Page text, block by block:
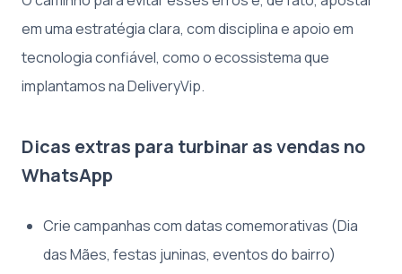
em uma estratégia clara, com disciplina e apoio em
tecnologia confiável, como o ecossistema que
implantamos na DeliveryVip.
Dicas extras para turbinar as vendas no
WhatsApp
Crie campanhas com datas comemorativas (Dia
das Mães, festas juninas, eventos do bairro)